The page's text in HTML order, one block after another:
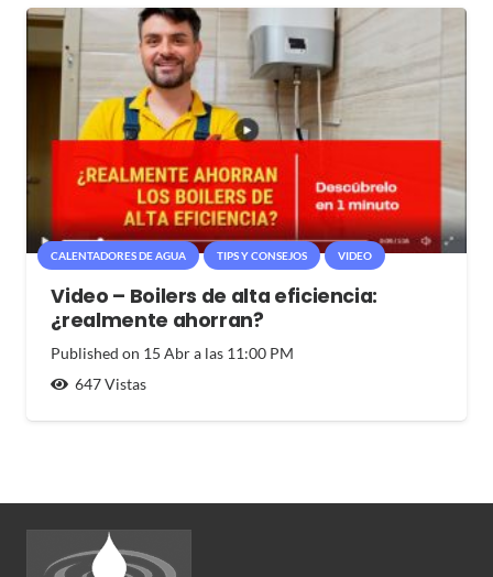
CALENTADORES DE AGUA TIPS Y CONSEJOS VIDEO
Video – Boilers de alta eficiencia:
¿realmente ahorran?
Published on 15 Abr a las 11:00 PM
647Vistas